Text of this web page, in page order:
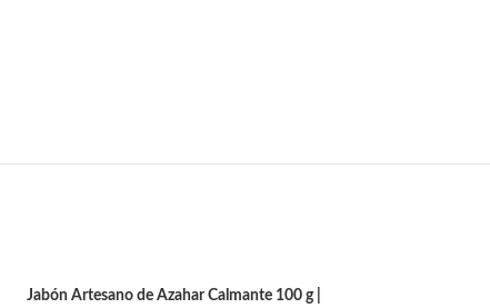
Jabón Artesano de Azahar Calmante 100 g |